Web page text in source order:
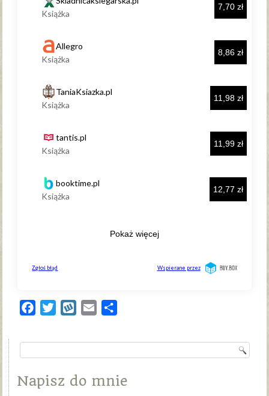
FacebookTwitterWykopEmail
Napisz do mnie